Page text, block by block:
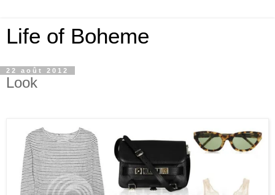
Life of Boheme
22 août 2012
Look